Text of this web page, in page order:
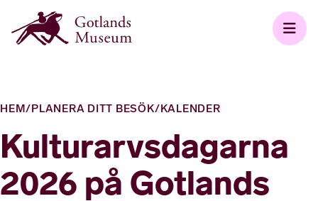
HEM/PLANERA DITT BESÖK/KALENDER
Kulturarvsdagarna
2026 på Gotlands